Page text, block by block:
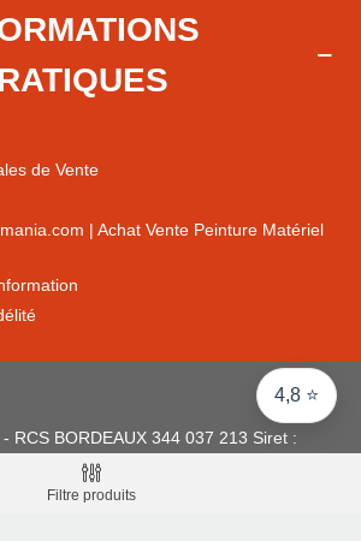
4,8 ⭐
des performances du magasin
de Vente
| Achat Vente Peinture Matériel
RCS BORDEAUX 344 037 213 Siret :
31 - 1922-2026 Tous droits réservés
Filtre produits